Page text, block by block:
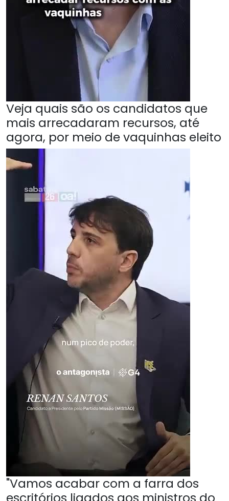
Veja quais são os candidatos que
mais arrecadaram recursos, até
agora, por meio de vaquinhas eleito
"Vamos acabar com a farra dos